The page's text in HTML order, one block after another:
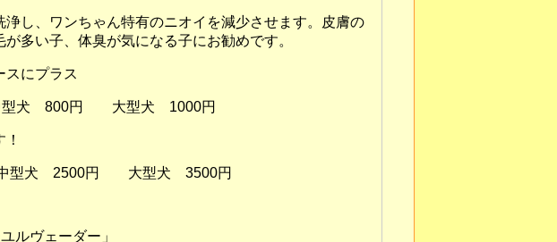
し、ワンちゃん特有のニオイを減少させます。皮膚の
毛が多い子、体臭が気になる子にお勧めです。
にプラス
犬 800円 大型犬 1000円
型犬 2500円 大型犬 3500円
ルヴェーダー」